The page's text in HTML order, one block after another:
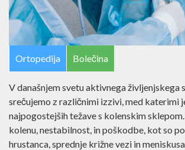
Ortopedija Bolečina
V današnjem svetu aktivnega življenjskega
srečujemo z različnimi izzivi, med katerimi
najpogostejših težave s kolenskim
kolenu, nestabilnost, in poškodbe, kot so
hrustanca, sprednje križne vezi in